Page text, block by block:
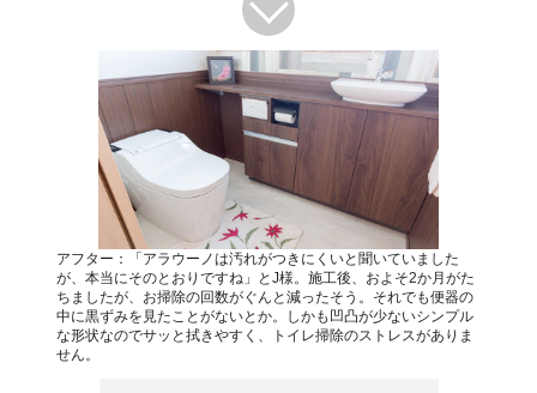
アフター：「アラウーノは汚れがつきにくいと聞いていました
が、本当にそのとおりですね」とJ様。施工後、およそ2か月がた
ちましたが、お掃除の回数がぐんと減ったそう。それでも便器の
中に黒ずみを見たことがないとか。しかも凹凸が少ないシンプル
な形状なのでサッと拭きやすく、トイレ掃除のストレスがありま
せん。